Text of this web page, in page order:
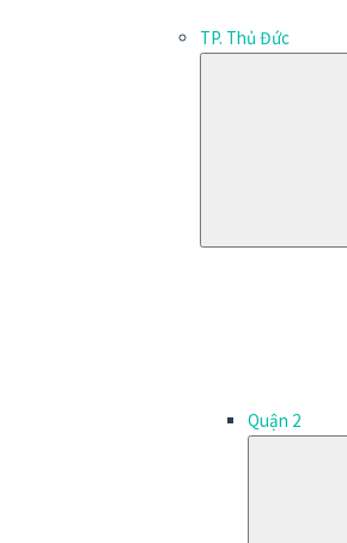
TP. Thủ Đức
Quận 2